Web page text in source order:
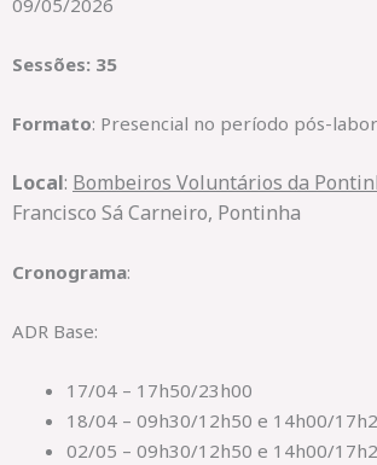
09/05/2026
Sessões: 35
Formato: Presencial no período pós-
Local: Bombeiros Voluntários da
Francisco Sá Carneiro, Pontinha
Cronograma:
ADR Base:
17/04 – 17h50/23h00
18/04 – 09h30/12h50 e 14h00/
02/05 – 09h30/12h50 e 14h00/